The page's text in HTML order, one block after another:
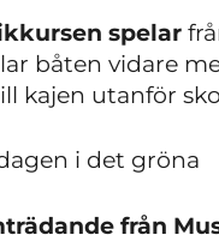
spelar
båten vidare
kajen utanför
i det gröna
från